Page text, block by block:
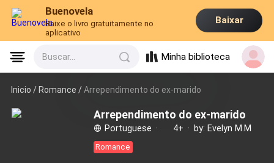
Buenovela
Baixe o livro gratuitamente no
aplicativo
Baixar
Buscar... Minha biblioteca
Inicio /Romance /Arrependimento do ex-marido
Arrependimento do ex-marido
Portuguese · 4+ · by: Evelyn M.M
Romance